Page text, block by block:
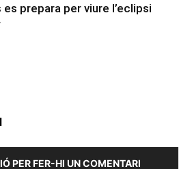
es prepara per viure l’eclipsi
PER FER-HI UN COMENTARI